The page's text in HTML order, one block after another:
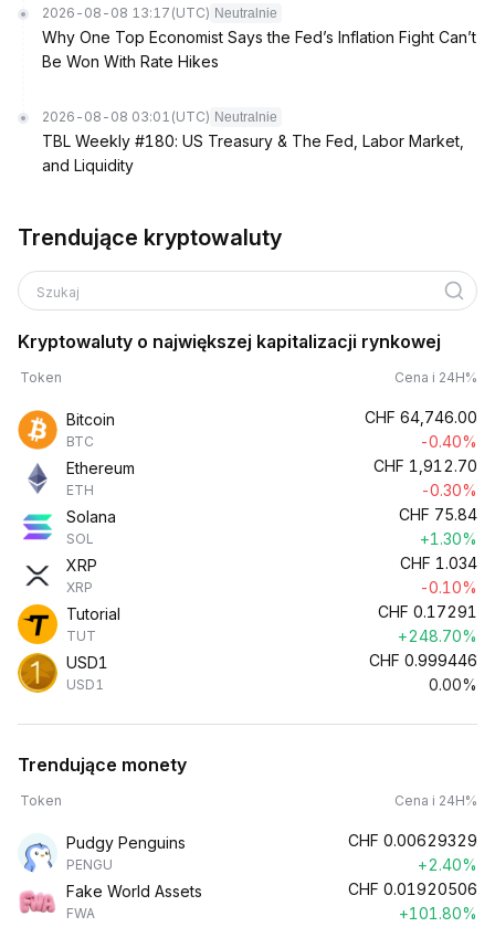
2026-08-08 13:17 (UTC) Neutralnie
Why One Top Economist Says the Fed’s Inflation Fight Can’t
Be Won With Rate Hikes
2026-08-08 03:01 (UTC) Neutralnie
TBL Weekly #180: US Treasury & The Fed, Labor Market,
and Liquidity
Trendujące kryptowaluty
Szukaj
Kryptowaluty o największej kapitalizacji rynkowej
Token Cena i 24H%
Bitcoin
BTC
CHF 64,746.00
-0.40%
Ethereum
ETH
CHF 1,912.70
-0.30%
Solana
SOL
CHF 75.84
+1.30%
XRP
XRP
CHF 1.034
-0.10%
Tutorial
TUT
CHF 0.17291
+248.70%
USD1
USD1
CHF 0.999446
0.00%
Trendujące monety
Token Cena i 24H%
Pudgy Penguins
PENGU
CHF 0.00629329
+2.40%
Fake World Assets
FWA
CHF 0.01920506
+101.80%